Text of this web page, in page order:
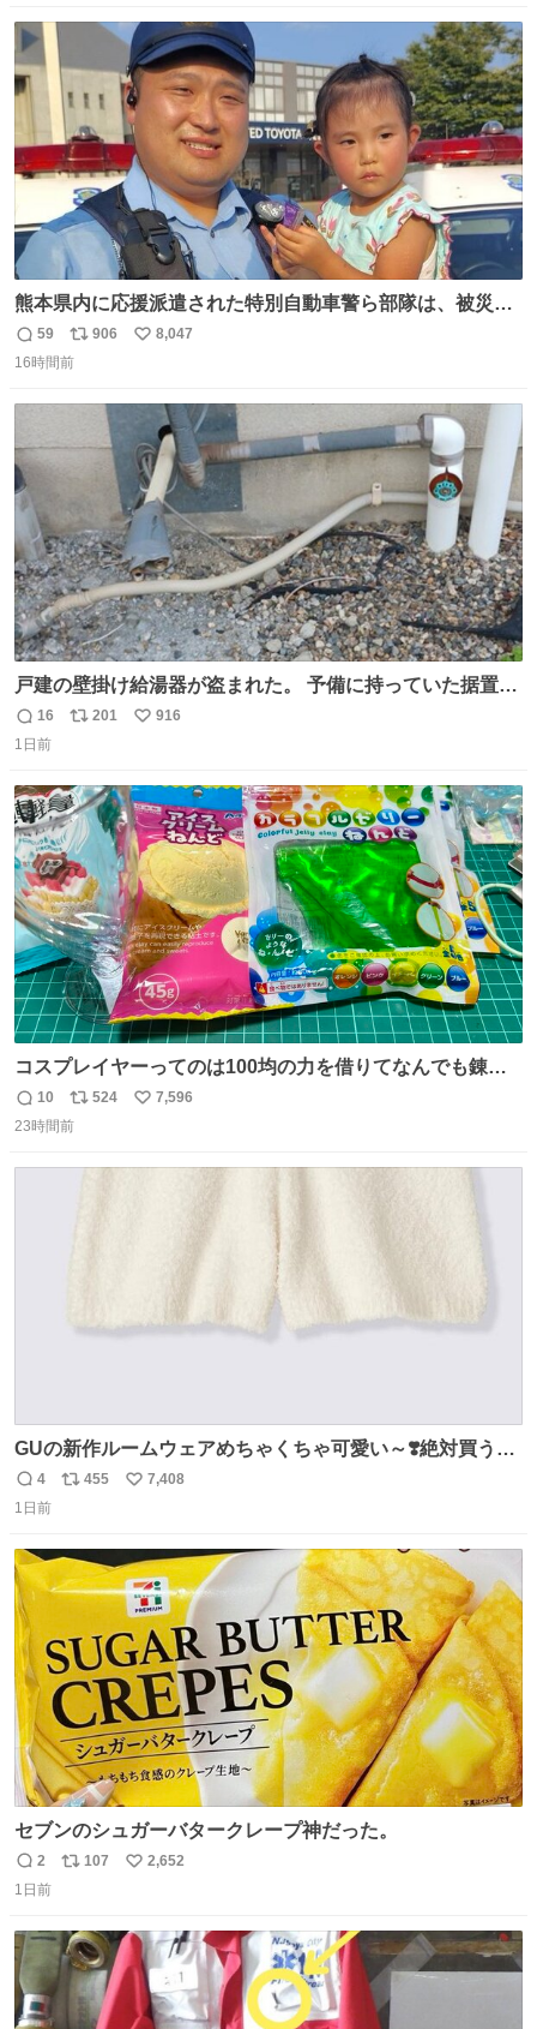
数
数
熊本県内に応援派遣された特別自動車警ら部隊は、被災場
所のみならず、避難所も回りながらパトロールを行ってい
ます。写真は、京都府警察の特別自動車警ら部隊が、上益
す。 #令和８年熊本地震 #京都府警察
返
信
59
リ
ポ
数
906
い
8,047
16時間前
戸建の壁掛け給湯器が盗まれた。 予備に持っていた据置給
湯器があったのでガスやさんに設置してもらった。 工事費
9万円。 痛い出費。 防犯カメラ設置した。 物騒な時代にな
返
信
16
リ
ト
数
201
い
数
916
1日前
コスプレイヤーってのは100均の力を借りてなんでも錬成
できるんですよねビフォーアフター
返
信
10
リ
ポ
524
い
7,596
23時間前
GUの新作ルームウェアめちゃくちゃ可愛い～❣️絶対買うぞ
🪿🤍 9月下旬発売🪄
返
信
4
リ
ト
数
455
い
数
7,408
1日前
セブンのシュガーバタークレープ神だった。
返
信
2
リ
ト
数
107
い
数
2,652
1日前